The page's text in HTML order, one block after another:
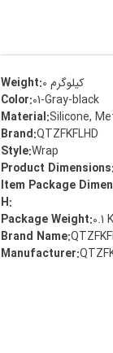
Weight:0 کیلوگرم
Color:‎01-Gray-black
Material:‎Silicone,
Brand:‎QTZFKFLHD
Style:‎Wrap
Product Dimensions:
Item Package
H:
Package Weight:‎0.1
Brand Name:
Manufacturer: